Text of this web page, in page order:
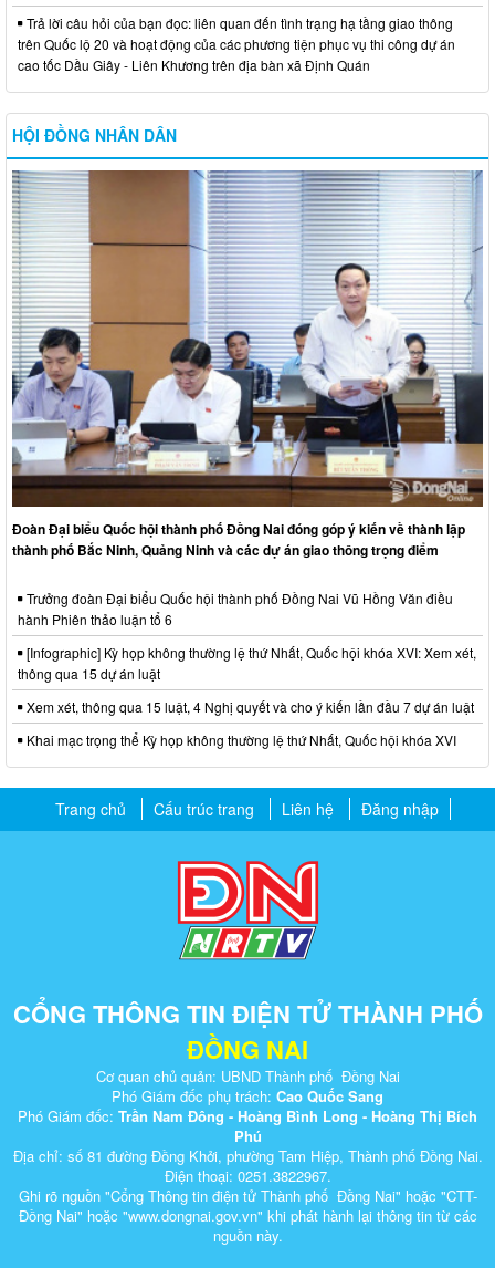
Trả lời câu hỏi của bạn đọc: liên quan đến tình trạng hạ tầng giao thông
trên Quốc lộ 20 và hoạt động của các phương tiện phục vụ thi công dự án
cao tốc Dầu Giây - Liên Khương trên địa bàn xã Định Quán
HỘI ĐỒNG NHÂN DÂN
Đoàn Đại biểu Quốc hội thành phố Đồng Nai đóng góp ý kiến về thành lập
thành phố Bắc Ninh, Quảng Ninh và các dự án giao thông trọng điểm
Trưởng đoàn Đại biểu Quốc hội thành phố Đồng Nai Vũ Hồng Văn điều
hành Phiên thảo luận tổ 6
[Infographic] Kỳ họp không thường lệ thứ Nhất, Quốc hội khóa XVI: Xem xét,
thông qua 15 dự án luật
Xem xét, thông qua 15 luật, 4 Nghị quyết và cho ý kiến lần đầu 7 dự án luật
Khai mạc trọng thể Kỳ họp không thường lệ thứ Nhất, Quốc hội khóa XVI
Trang chủ Cấu trúc trang Liên hệ Đăng nhập
CỔNG THÔNG TIN ĐIỆN TỬ THÀNH PHỐ
ĐỒNG NAI
Cơ quan chủ quản: UBND Thành phố Đồng Nai
Phó Giám đốc phụ trách: Cao Quốc Sang
Phó Giám đốc: Trần Nam Đông - Hoàng Bình Long - Hoàng Thị Bích
Phú
Địa chỉ: số 81 đường Đồng Khởi, phường Tam Hiệp, Thành phố Đồng Nai.
Điện thoại: 0251.3822967.
Ghi rõ nguồn "Cổng Thông tin điện tử Thành phố Đồng Nai" hoặc "CTT-
Đồng Nai" hoặc "www.dongnai.g​ov.vn" khi ​phát hành lại thông tin từ các
nguồn này.​